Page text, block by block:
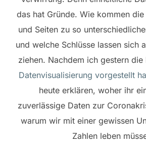
das hat Gründe. Wie kommen
und Seiten zu so
und welche Schlüsse lassen sich
ziehen. Nachdem ich gestern die
Datenvisualisierung vorgestellt
heute erklären, woher ihr
zuverlässige Daten zur
warum wir mit einer gewissen
Zahlen leben